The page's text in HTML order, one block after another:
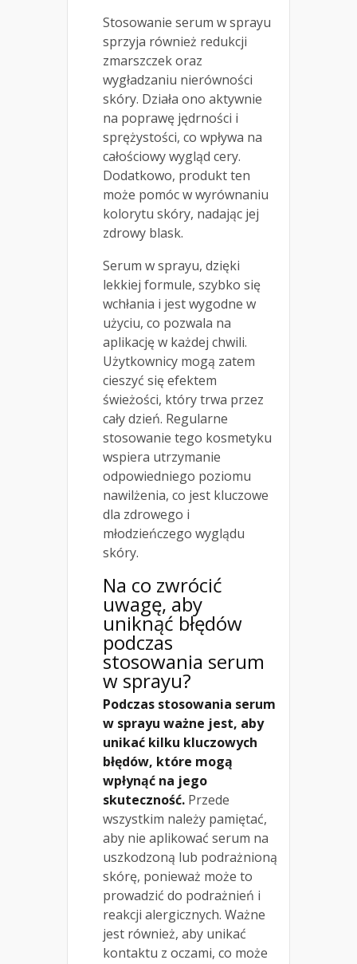
Stosowanie serum w sprayu
sprzyja również redukcji
zmarszczek oraz
wygładzaniu nierówności
skóry. Działa ono aktywnie
na poprawę jędrności i
sprężystości, co wpływa na
całościowy wygląd cery.
Dodatkowo, produkt ten
może pomóc w wyrównaniu
kolorytu skóry, nadając jej
zdrowy blask.
Serum w sprayu, dzięki
lekkiej formule, szybko się
wchłania i jest wygodne w
użyciu, co pozwala na
aplikację w każdej chwili.
Użytkownicy mogą zatem
cieszyć się efektem
świeżości, który trwa przez
cały dzień. Regularne
stosowanie tego kosmetyku
wspiera utrzymanie
odpowiedniego poziomu
nawilżenia, co jest kluczowe
dla zdrowego i
młodzieńczego wyglądu
skóry.
Na co zwrócić
uwagę, aby
uniknąć błędów
podczas
stosowania serum
w sprayu?
Podczas stosowania serum
w sprayu ważne jest, aby
unikać kilku kluczowych
błędów, które mogą
wpłynąć na jego
skuteczność. Przede
wszystkim należy pamiętać,
aby nie aplikować serum na
uszkodzoną lub podrażnioną
skórę, ponieważ może to
prowadzić do podrażnień i
reakcji alergicznych. Ważne
jest również, aby unikać
kontaktu z oczami, co może